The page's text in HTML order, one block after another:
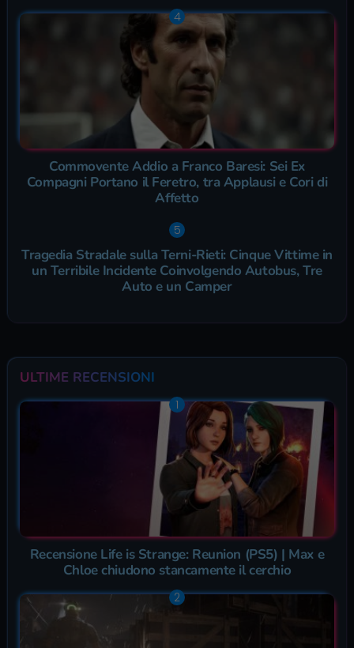
Commovente Addio a Franco Baresi: Sei Ex
Compagni Portano il Feretro, tra Applausi e Cori di
Affetto
Tragedia Stradale sulla Terni-Rieti: Cinque Vittime in
un Terribile Incidente Coinvolgendo Autobus, Tre
Auto e un Camper
ULTIME RECENSIONI
Recensione Life is Strange: Reunion (PS5) | Max e
Chloe chiudono stancamente il cerchio